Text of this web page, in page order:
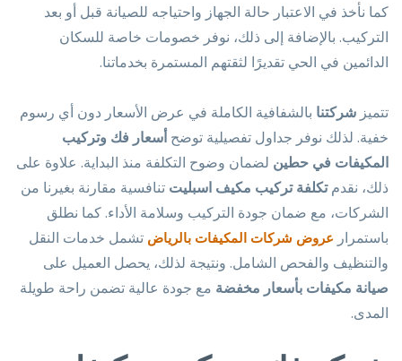
كما نأخذ في الاعتبار حالة الجهاز واحتياجه للصيانة قبل أو بعد
التركيب. بالإضافة إلى ذلك، نوفر خصومات خاصة للسكان
الدائمين في الحي تقديرًا لثقتهم المستمرة بخدماتنا.
تتميز شركتنا بالشفافية الكاملة في عرض الأسعار دون أي رسوم
خفية. لذلك نوفر جداول تفصيلية توضحأسعار فك وتركيب
المكيفات في حطين لضمان وضوح التكلفة منذ البداية. علاوة على
ذلك، نقدمتكلفة تركيب مكيف اسبليت تنافسية مقارنة بغيرنا من
الشركات، مع ضمان جودة التركيب وسلامة الأداء. كما نطلق
باستمرار عروض شركات المكيفات بالرياض تشمل خدمات النقل
والتنظيف والفحص الشامل. ونتيجة لذلك، يحصل العميل على
صيانة مكيفات بأسعار مخفضة مع جودة عالية تضمن راحة طويلة
المدى.